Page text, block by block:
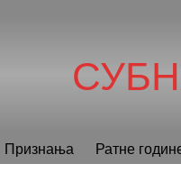
Признања Ратне